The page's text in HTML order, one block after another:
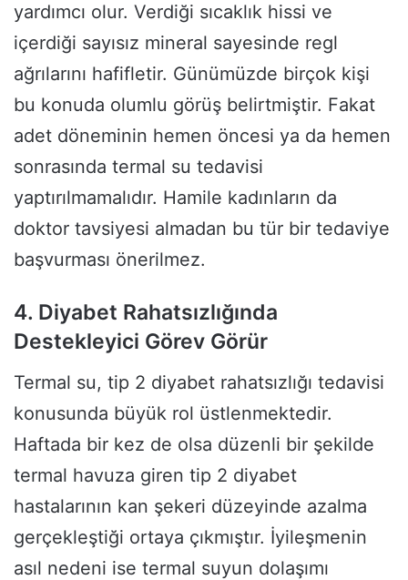
yardımcı olur. Verdiği sıcaklık hissi ve
içerdiği sayısız mineral sayesinde regl
ağrılarını hafifletir. Günümüzde birçok kişi
bu konuda olumlu görüş belirtmiştir. Fakat
adet döneminin hemen öncesi ya da hemen
sonrasında termal su tedavisi
yaptırılmamalıdır. Hamile kadınların da
doktor tavsiyesi almadan bu tür bir tedaviye
başvurması önerilmez.
4. Diyabet Rahatsızlığında
Destekleyici Görev Görür
Termal su, tip 2 diyabet rahatsızlığı tedavisi
konusunda büyük rol üstlenmektedir.
Haftada bir kez de olsa düzenli bir şekilde
termal havuza giren tip 2 diyabet
hastalarının kan şekeri düzeyinde azalma
gerçekleştiği ortaya çıkmıştır. İyileşmenin
asıl nedeni ise termal suyun dolaşımı